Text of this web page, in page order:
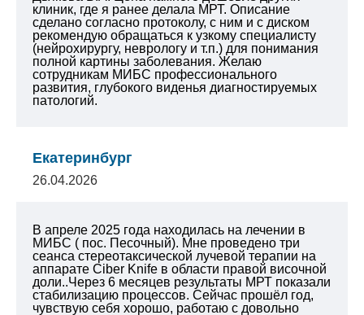
клиник, где я ранее делала МРТ. Описание
сделано согласно протоколу, с ним и с диском
рекомендую обращаться к узкому специалисту
(нейрохирургу, неврологу и т.п.) для понимания
полной картины заболевания. Желаю
сотрудникам МИБС профессионального
развития, глубокого виденья диагностируемых
патологий.
Екатеринбург
26.04.2026
В апреле 2025 года находилась на лечении в
МИБС ( пос. Песочный). Мне проведено три
сеанса стереотаксической лучевой терапии на
аппарате Ciber Knife в области правой височной
доли..Через 6 месяцев результаты МРТ показали
стабилизацию процессов. Сейчас прошёл год,
чувствую себя хорошо, работаю с довольно